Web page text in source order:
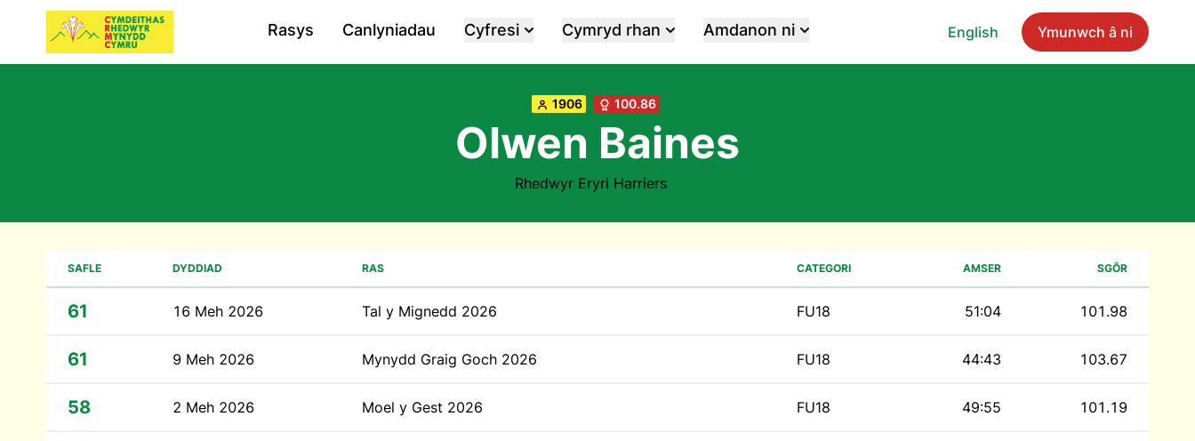
English Ymunwch â ni
Rasys Canlyniadau Cyfresi Cymryd rhan Amdanon ni
1906 100.86
Olwen Baines
Rhedwyr Eryri Harriers
SAFLE DYDDIAD RAS CATEGORI AMSER SGÔR
61 16 Meh 2026 Tal y Mignedd 2026 FU18 51:04 101.98
61 9 Meh 2026 Mynydd Graig Goch 2026 FU18 44:43 103.67
58 2 Meh 2026 Moel y Gest 2026 FU18 49:55 101.19